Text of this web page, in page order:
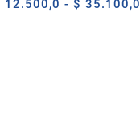
12.500,0 - $ 35.100,0